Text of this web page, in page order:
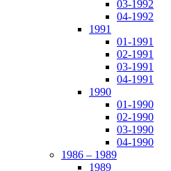
03-1992
04-1992
1991
01-1991
02-1991
03-1991
04-1991
1990
01-1990
02-1990
03-1990
04-1990
1986 – 1989
1989